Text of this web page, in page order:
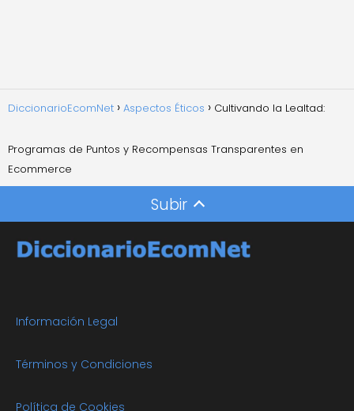
DiccionarioEcomNet Aspectos Éticos Cultivando la Lealtad:
Programas de Puntos y Recompensas Transparentes en
Ecommerce
Subir
Información Legal
Términos y Condiciones
Política de Cookies